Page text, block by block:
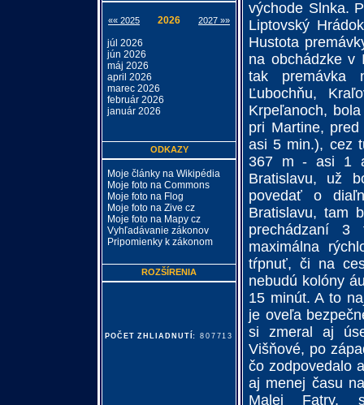
východe Slnka.
Liptovský
Hustota
na obchádzke v
tak premávka
Ľubochňu,
Krpeľanoch,
pri Martine,
asi 5 min.), cez
367 m - asi 1
Bratislavu, už
povedať o
Bratislavu, tam
prechádzaní
maximálna
tŕpnuť, či na
nebudú kolóny
15 minút. A to
je oveľa
si zmeral aj
Višňové, po
čo zodpovedalo
aj menej času
Malej Fatry,
«« 2025 2026 2027 »»
júl 2026
jún 2026
máj 2026
april 2026
marec 2026
február 2026
január 2026
ODKAZY
Moje články na Wikipédia
Moje foto na Commons
Moje foto na Flog
Moje foto na Zive cz
Moje foto na Mapy cz
Vyhľadávanie zákonov
Pripomienky k zákonom
ROZŠÍRENIA
POČET ZHLIADNUTÍ: 807713